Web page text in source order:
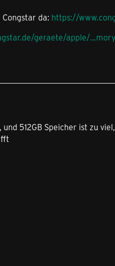
Congstar da: https://
geraete/apple/
512GB Speicher ist zu